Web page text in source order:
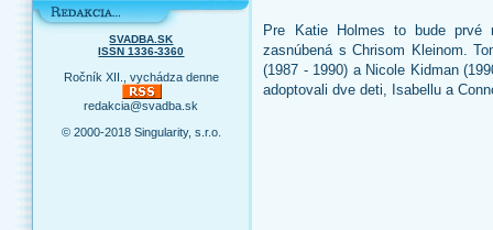
SVADBA.SK
ISSN 1336-3360
Ročník XII., vychádza denne
redakcia@svadba.sk
© 2000-2018 Singularity, s.r.o.
Pre Katie Holmes to bude prvé
zasnúbená s Chrisom Kleinom.
(1987 - 1990) a Nicole Kidman
adoptovali dve deti, Isabellu a